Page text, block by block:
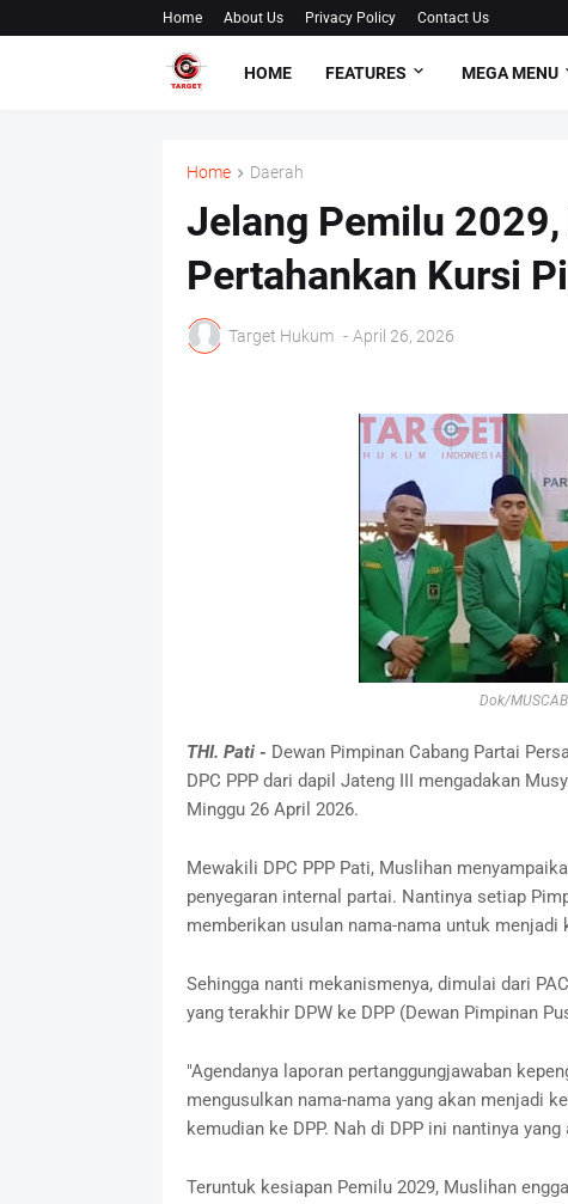
Home About Us Privacy Policy Contact Us
HOME FEATURES MEGA MENU
Home Daerah
Jelang Pemilu 2029,
Pertahankan Kursi
Target Hukum - April 26, 2026
Dok/
THI. Pati - Dewan Pimpinan Cabang Partai
DPC PPP dari dapil Jateng III mengadakan
Minggu 26 April 2026.
Mewakili DPC PPP Pati, Muslihan
penyegaran internal partai. Nantinya setiap
memberikan usulan nama-nama untuk menjadi
Sehingga nanti mekanismenya, dimulai dari
yang terakhir DPW ke DPP (Dewan Pimpinan
"Agendanya laporan pertanggungjawaban
mengusulkan nama-nama yang akan menjadi
kemudian ke DPP. Nah di DPP ini nantinya
Teruntuk kesiapan Pemilu 2029, Muslihan